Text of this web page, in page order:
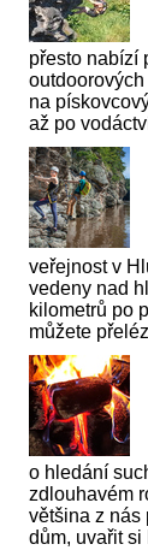
přesto nabízí
na
až po
veřejnost v
vedeny nad
kilometrů po
můžete
o hledání
zdlouhavém
většina z nás
dům, uvařit